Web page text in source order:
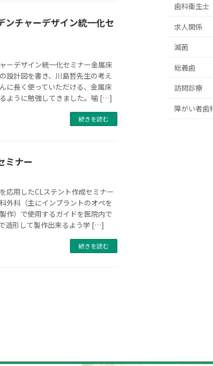
ンチャーデザイン統一化セ
ーデザイン統一化セミナー金属床
設計図を書き、川島哲先生の考え
に長く使っていただける、金属床
ように勉強してきました。噛 […]
続きを読む
ミナー
応用したCLステント作成セミナー
外科（主にインプラントのオペを
作）で使用するガイドを医院内で
造形して製作出来るよう学 […]
続きを読む
歯科衛生士
求人関係
滅菌
総義歯
訪問診療
障がい者歯